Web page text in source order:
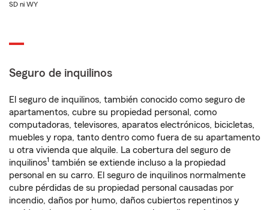
SD ni WY
Seguro de inquilinos
El seguro de inquilinos, también conocido como seguro de
apartamentos, cubre su propiedad personal, como
computadoras, televisores, aparatos electrónicos, bicicletas,
muebles y ropa, tanto dentro como fuera de su apartamento
u otra vivienda que alquile. La cobertura del seguro de
inquilinos1 también se extiende incluso a la propiedad
personal en su carro. El seguro de inquilinos normalmente
cubre pérdidas de su propiedad personal causadas por
incendio, daños por humo, daños cubiertos repentinos y